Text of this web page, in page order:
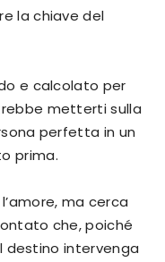
la chiave del
e calcolato per
metterti sulla
perfetta in un
prima.
ma cerca
che, poiché
destino intervenga